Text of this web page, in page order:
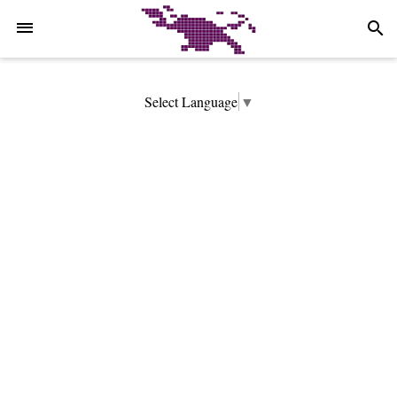
search
Select Language ▼